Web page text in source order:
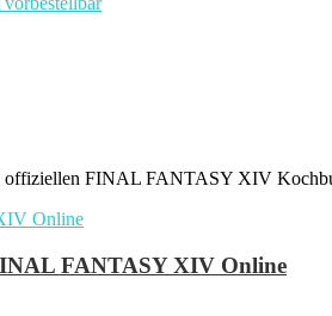
offiziellen FINAL FANTASY XIV
FANTASY XIV Online